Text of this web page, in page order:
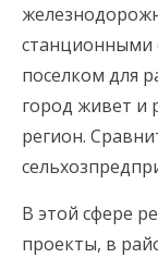
станционными
поселком для
город живет и
регион.
В этой сфере
проекты, в